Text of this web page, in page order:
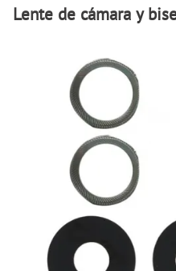
Lente de cámara y